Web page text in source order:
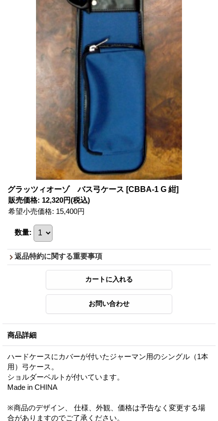
グラッツィオーゾ バス弓ケース [CBBA-1 G 紺]
販売価格: 12,320円(税込)
希望小売価格: 15,400円
数量:
返品特約に関する重要事項
商品詳細
ハードケースにカバーが付いたジャーマン用のシングル（1本
用）弓ケース。
ショルダーベルトが付いています。
Made in CHINA
※商品のデザイン、 仕様、外観、価格は予告なく変更する場
合がありますのでご了承ください。